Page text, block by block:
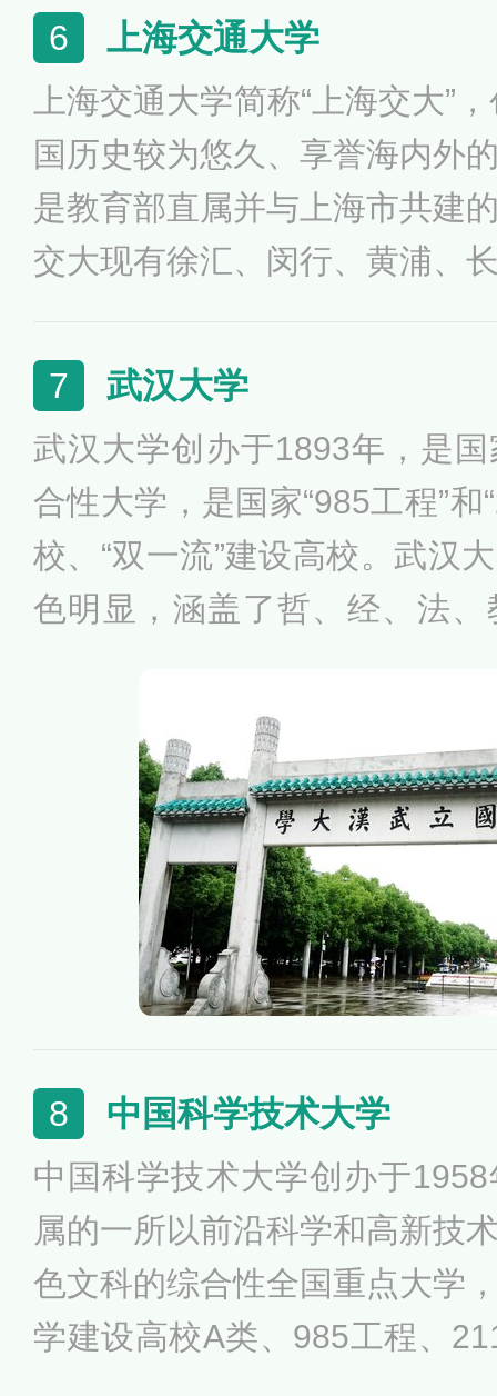
个直属院系，88个本科专业
养机制改革，积极为社会各
神、实践能力和国际视野的未
人才。
6 上海交通大学
上海交通大学简称“上海交大”
国历史较为悠久、享誉海内外
是教育部直属并与上海市共建
交大现有徐汇、闵行、黄浦、
涵盖经济学、法学、文学、
学、管理学和艺术等多个学科
7 武汉大学
武汉大学创办于1893年，是
合性大学，是国家“985工程”和
校、“双一流”建设高校。武汉
色明显，涵盖了哲、经、法
学占地面积5195亩，校园环
誉为“中国最美丽的大学”。由
都会吸引全国数百万游客前来
国最美赏樱花胜地之一。
8 中国科学技术大学
中国科学技术大学创办于
属的一所以前沿科学和高新技
色文科的综合性全国重点大学
学建设高校A类、985工程、